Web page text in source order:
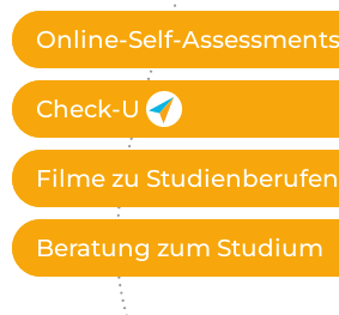
Online-Self-
Check-U
Filme zu Studienberufen
Beratung zum Studium